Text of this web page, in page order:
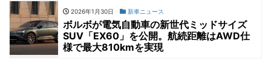
2026年1月30日 新車ニュース
ボルボが電気自動車の新世代ミッドサイズ
SUV「EX60」を公開。航続距離はAWD仕
様で最大810kmを実現